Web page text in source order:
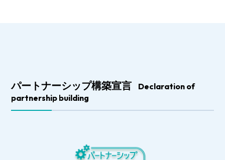
パートナーシップ構築宣言
Declaration of
partnership building